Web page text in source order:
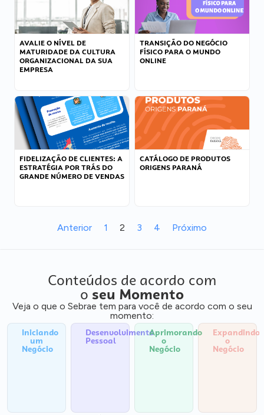
AVALIE O NÍVEL DE
MATURIDADE DA CULTURA
ORGANIZACIONAL DA SUA
EMPRESA
TRANSIÇÃO DO NEGÓCIO
FÍSICO PARA O MUNDO
ONLINE
FIDELIZAÇÃO DE CLIENTES: A
ESTRATÉGIA POR TRÁS DO
GRANDE NÚMERO DE VENDAS
CATÁLOGO DE PRODUTOS
ORIGENS PARANÁ
Anterior 1 2 3 4 Próximo
Conteúdos de acordo com
o seu Momento
Veja o que o Sebrae tem para você de acordo com o seu
momento:
Iniciando
um
Negócio
Desenvolvimento
Pessoal
Aprimorando
o
Negócio
Expandindo
o
Negócio